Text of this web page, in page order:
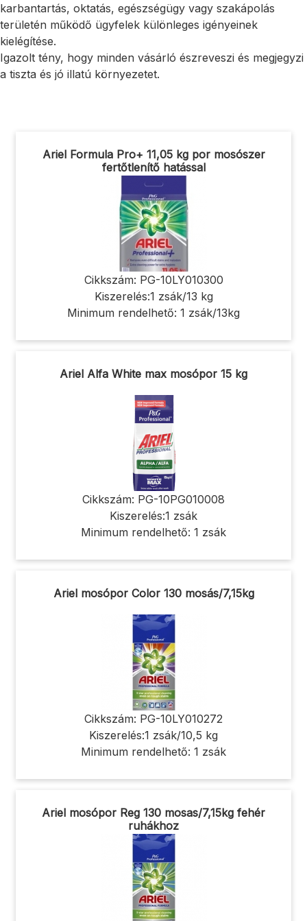
karbantartás, oktatás, egészségügy vagy szakápolás
területén működő ügyfelek különleges igényeinek
kielégítése.
Igazolt tény, hogy minden vásárló észreveszi és megjegyzi
a tiszta és jó illatú környezetet.
Ariel Formula Pro+ 11,05 kg por mosószer
fertőtlenítő hatással
Cikkszám: PG-10LY010300
Kiszerelés:1 zsák/13 kg
Minimum rendelhető: 1 zsák/13kg
Ariel Alfa White max mosópor 15 kg
Cikkszám: PG-10PG010008
Kiszerelés:1 zsák
Minimum rendelhető: 1 zsák
Ariel mosópor Color 130 mosás/7,15kg
Cikkszám: PG-10LY010272
Kiszerelés:1 zsák/10,5 kg
Minimum rendelhető: 1 zsák
Ariel mosópor Reg 130 mosas/7,15kg fehér
ruhákhoz